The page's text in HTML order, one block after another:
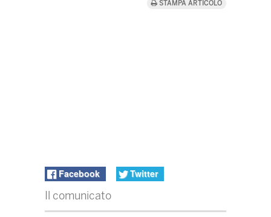
STAMPA ARTICOLO
Facebook Twitter
Il comunicato